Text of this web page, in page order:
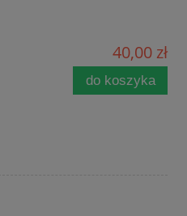
40,00 zł
do koszyka